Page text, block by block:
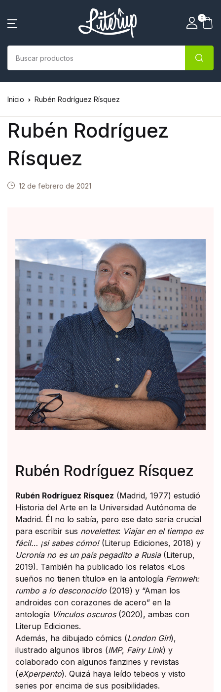
0
Inicio Rubén Rodríguez Rísquez
Rubén Rodríguez
Rísquez
12 de febrero de 2021
Rubén Rodríguez Rísquez
Rubén Rodríguez Rísquez (Madrid, 1977) estudió
Historia del Arte en la Universidad Autónoma de
Madrid. Él no lo sabía, pero ese dato sería crucial
para escribir sus novelettes: Viajar en el tiempo es
fácil… ¡si sabes cómo!(Literup Ediciones, 2018) y
Ucronía no es un país pegadito a Rusia(Literup,
2019). También ha publicado los relatos «Los
sueños no tienen título» en la antología Fernweh:
rumbo a lo desconocido (2019) y “Aman los
androides con corazones de acero” en la
antología Vínculos oscuros(2020), ambas con
Literup Ediciones.
Además, ha dibujado cómics (London Girl),
ilustrado algunos libros (IMP, Fairy Link) y
colaborado con algunos fanzines y revistas
(eXperpento). Quizá haya leído tebeos y visto
series por encima de sus posibilidades.